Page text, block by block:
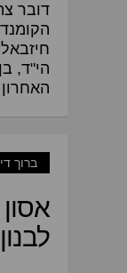
דובר
ברוך
לבנון